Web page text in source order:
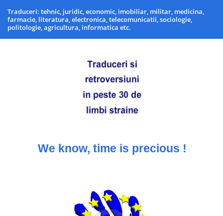
Traduceri: tehnic, juridic, economic, imobiliar, militar, medicina,
farmacie, literatura, electronica, telecomunicatii, sociologie,
politologie, agricultura, informatica etc.
We know, time is precious !